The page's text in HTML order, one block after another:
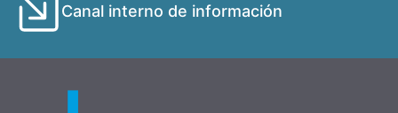
Canal interno de información